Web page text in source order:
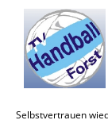
Selbstvertrauen